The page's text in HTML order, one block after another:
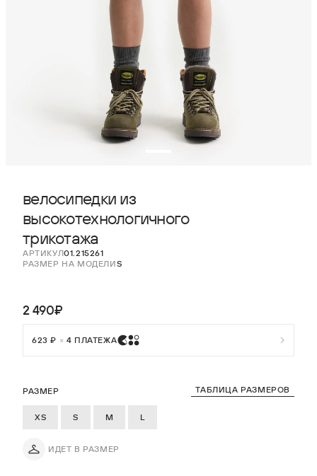
велосипедки из
высокотехнологичного
трикотажа
АРТИКУЛ01.215261
РАЗМЕР НА МОДЕЛИS
РАЗМЕР ТАБЛИЦА РАЗМЕРОВ
XS S M L
ИДЕТ В РАЗМЕР
2 490₽
623 ₽ × 4 ПЛАТЕЖА